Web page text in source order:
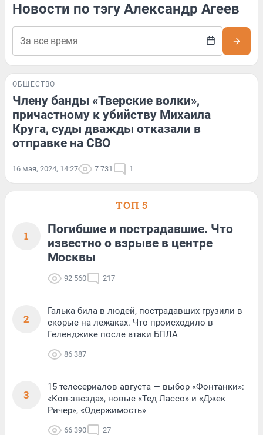
Новости по тэгу Александр Агеев
ОБЩЕСТВО
Члену банды «Тверские волки»,
причастному к убийству Михаила
Круга, суды дважды отказали в
отправке на СВО
16 мая, 2024, 14:27 7 731 1
ТОП 5
1
Погибшие и пострадавшие. Что
известно о взрыве в центре
Москвы
92 560 217
2
Галька била в людей, пострадавших грузили в
скорые на лежаках. Что происходило в
Геленджике после атаки БПЛА
86 387
3
15 телесериалов августа — выбор «Фонтанки»:
«Коп-звезда», новые «Тед Лассо» и «Джек
Ричер», «Одержимость»
66 390 27